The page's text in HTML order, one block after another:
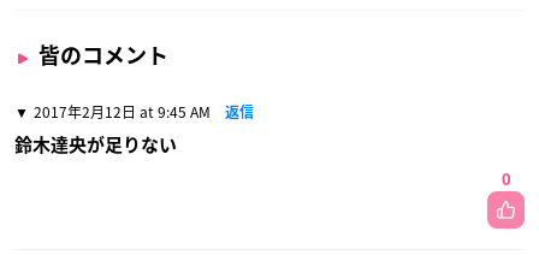
皆のコメント
2017年2月12日 at 9:45 AM 返信
鈴木達央が足りない
0